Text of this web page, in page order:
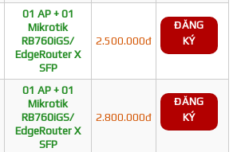
01 AP + 01
Mikrotik
RB760iGS/
EdgeRouter X
SFP
2.500.000đ
ĐĂNG
KÝ
01 AP + 01
Mikrotik
RB760iGS/
EdgeRouter X
SFP
2.800.000đ
ĐĂNG
KÝ